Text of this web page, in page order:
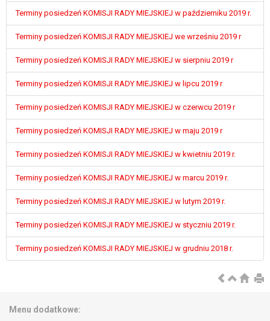
Terminy posiedzeń KOMISJI RADY MIEJSKIEJ w październiku 2019 r.
Terminy posiedzeń KOMISJI RADY MIEJSKIEJ we wrześniu 2019 r
Terminy posiedzeń KOMISJI RADY MIEJSKIEJ w sierpniu 2019 r
Terminy posiedzeń KOMISJI RADY MIEJSKIEJ w lipcu 2019 r
Terminy posiedzeń KOMISJI RADY MIEJSKIEJ w czerwcu 2019 r
Terminy posiedzeń KOMISJI RADY MIEJSKIEJ w maju 2019 r
Terminy posiedzeń KOMISJI RADY MIEJSKIEJ w kwietniu 2019 r.
Terminy posiedzeń KOMISJI RADY MIEJSKIEJ w marcu 2019 r.
Terminy posiedzeń KOMISJI RADY MIEJSKIEJ w lutym 2019 r.
Terminy posiedzeń KOMISJI RADY MIEJSKIEJ w styczniu 2019 r.
Terminy posiedzeń KOMISJI RADY MIEJSKIEJ w grudniu 2018 r.
Menu dodatkowe: